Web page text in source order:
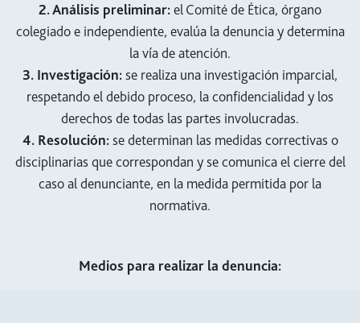
2. Análisis preliminar: el Comité de Ética, órgano
colegiado e independiente, evalúa la denuncia y determina
la vía de atención.
3. Investigación: se realiza una investigación imparcial,
respetando el debido proceso, la confidencialidad y los
derechos de todas las partes involucradas.
4. Resolución:se determinan las medidas correctivas o
disciplinarias que correspondan y se comunica el cierre del
caso al denunciante, en la medida permitida por la
normativa.
Medios para realizar la denuncia: